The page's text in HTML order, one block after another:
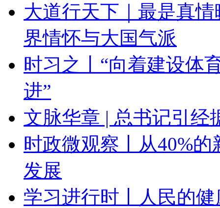
大道行天下｜最是真
界情怀与大国气派
时习之丨“向着建设体
进”
文脉华章 | 总书记引经
时政微观察丨从40%
发展
学习进行时丨人民的